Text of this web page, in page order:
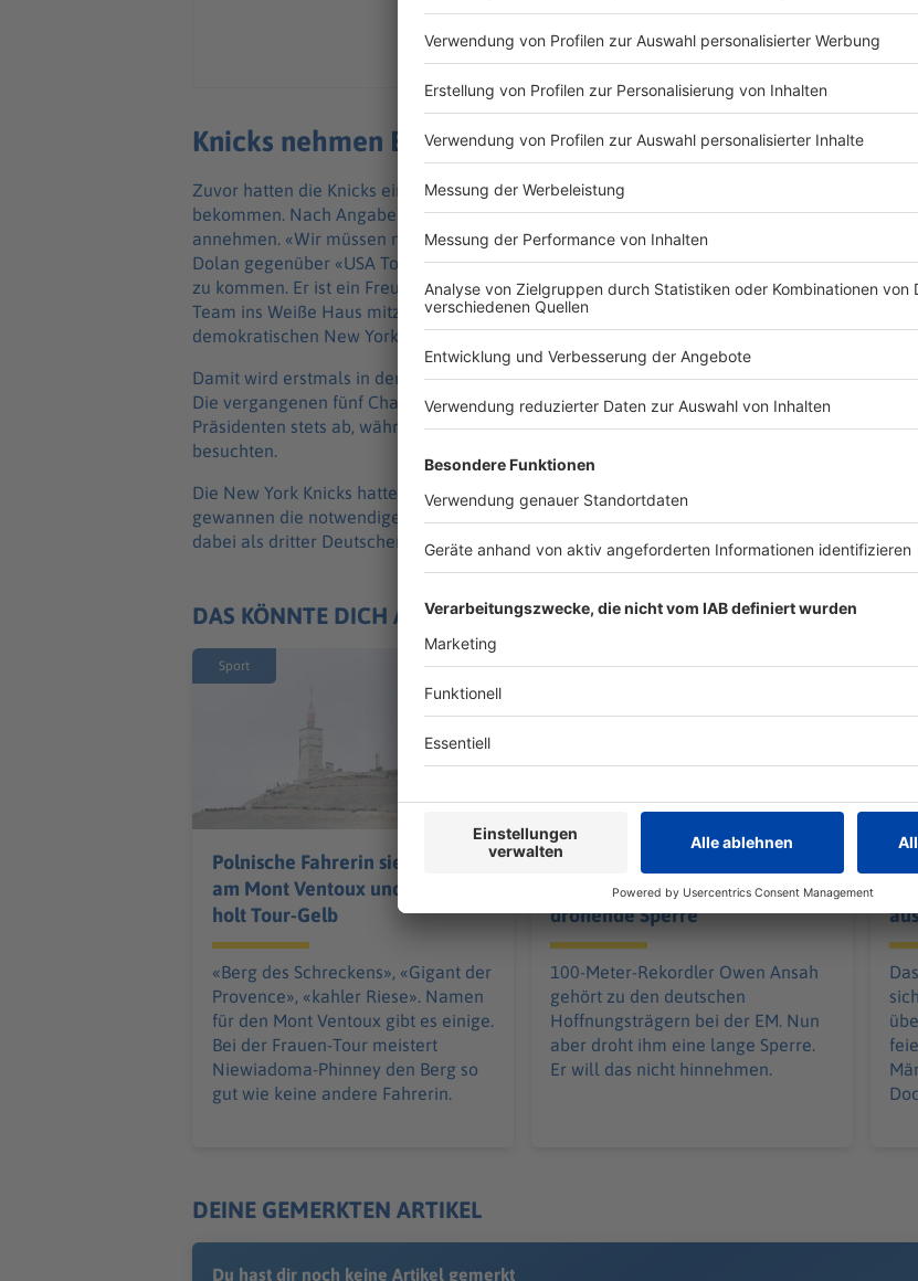
Knicks nehmen Einladung von Trump ins Weiße Haus an
Zuvor hatten die Knicks eine Einladung von US-Präsident Donald Trump ins Weiße Haus
bekommen. Nach Angaben von Teameigentümer James Dolan wird die Mannschaft diese
annehmen. «Wir müssen noch die Details klären und so weiter, aber ja, natürlich», sagte
Dolan gegenüber «USA Today». «Sehen Sie, ich habe den Präsidenten eingeladen, zum Spiel
zu kommen. Er ist ein Freund. Ich kenne ihn seit 30 Jahren und bin sehr stolz darauf, das
Team ins Weiße Haus mitzunehmen.» Dolan wurde bei der Siegesfeier im traditionell sehr
demokratischen New York ausgebuht.
Damit wird erstmals in der Amtszeit von Trump ein NBA-Meister das Weiße Haus besuchen.
Die vergangenen fünf Champions in der Ära von Trump lehnten eine Einladung des
Präsidenten stets ab, während drei Meister in der Amtszeit von Joe Biden das Weiße Haus
besuchten.
Die New York Knicks hatten erstmals seit 53 Jahren wieder den Titel in der NBA geholt. Sie
gewannen die notwendigen vier Spiele gegen die San Antonio Spurs. Ariel Hukporti wurde
dabei als dritter Deutscher nach Dirk Nowitzki und Isaiah Hartenstein NBA-Champion.
DAS KÖNNTE DICH AUCH INTERESSIEREN
Sport
Polnische Fahrerin siegt
am Mont Ventoux und
holt Tour-Gelb
«Berg des Schreckens», «Gigant der
Provence», «kahler Riese». Namen
für den Mont Ventoux gibt es einige.
Bei der Frauen-Tour meistert
Niewiadoma-Phinney den Berg so
gut wie keine andere Fahrerin.
Sport
Vor EM: Sprint-Ass Ansah
wehrt sich gegen
drohende Sperre
100-Meter-Rekordler Owen Ansah
gehört zu den deutschen
Hoffnungsträgern bei der EM. Nun
aber droht ihm eine lange Sperre.
Er will das nicht hinnehmen.
DEINE GEMERKTEN ARTIKEL
Du hast dir noch keine Artikel gemerkt